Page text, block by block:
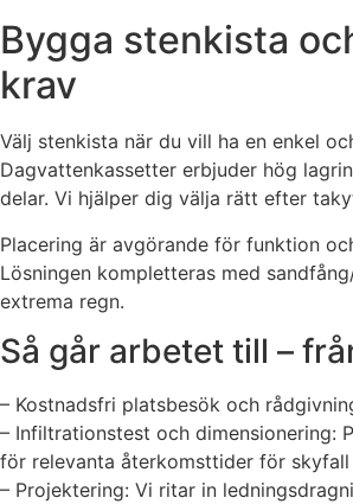
Bygga stenkista
krav
Välj stenkista när du vill ha en enkel
Dagvattenkassetter erbjuder hög
delar. Vi hjälper dig välja rätt efter
Placering är avgörande för funktion
Lösningen kompletteras med
extrema regn.
Så går arbetet till –
– Kostnadsfri platsbesök och
– Infiltrationstest och dimensionering:
för relevanta återkomsttider för
– Projektering: Vi ritar in